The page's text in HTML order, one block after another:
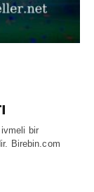
bir
Birebin.com